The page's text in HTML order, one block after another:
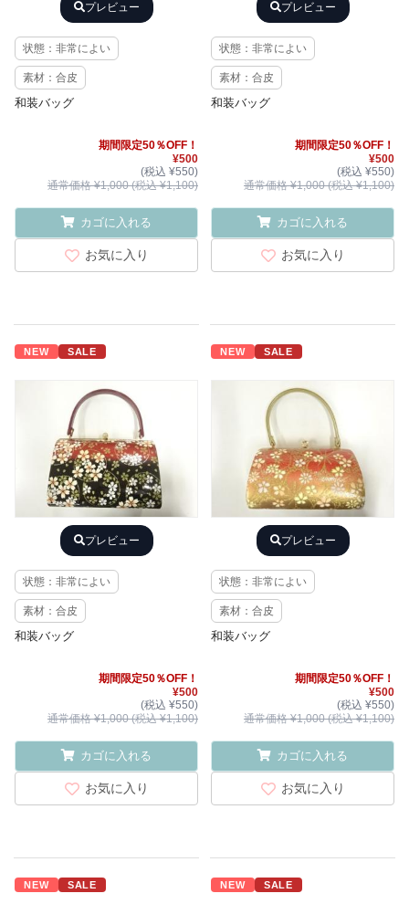
プレビュー
状態：非常によい
素材：合皮
和装バッグ
期間限定50％OFF！
¥500
(税込 ¥550)
通常価格 ¥1,000 (税込 ¥1,100)
カゴに入れる
お気に入り
プレビュー
状態：非常によい
素材：合皮
和装バッグ
期間限定50％OFF！
¥500
(税込 ¥550)
通常価格 ¥1,000 (税込 ¥1,100)
カゴに入れる
お気に入り
NEW SALE
プレビュー
状態：非常によい
素材：合皮
和装バッグ
期間限定50％OFF！
¥500
(税込 ¥550)
通常価格 ¥1,000 (税込 ¥1,100)
カゴに入れる
お気に入り
NEW SALE
プレビュー
状態：非常によい
素材：合皮
和装バッグ
期間限定50％OFF！
¥500
(税込 ¥550)
通常価格 ¥1,000 (税込 ¥1,100)
カゴに入れる
お気に入り
NEW SALE NEW SALE